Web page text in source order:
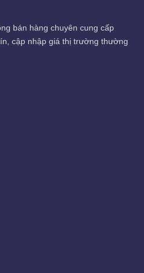
bán hàng chuyên cung cấp
cập nhập giá thị trường thường